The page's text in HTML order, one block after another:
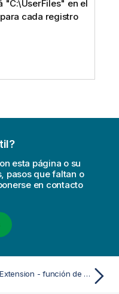
"C:\UserFiles" en el
para cada registro
esta página o su
pasos que faltan o
en contacto
FileExtension - función de script